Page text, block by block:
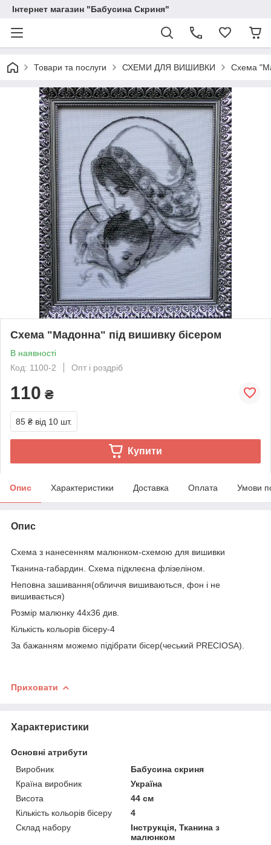
Інтернет магазин "Бабусина Скриня"
Товари та послуги СХЕМИ ДЛЯ ВИШИВКИ Схема
Схема "Мадонна" під вишивку бісером
В наявності
Код: 1100-2
Опт і роздріб
110 ₴
85 ₴ від 10 шт.
Купити
Опис Характеристики Доставка Оплата Умови
Опис
Схема з нанесенням малюнком-схемою для вишивки
Тканина-габардин. Схема підклеєна флізеліном.
Неповна зашивання(обличчя вишиваються, фон і не
вишивається)
Розмір малюнку 44х36 див.
Кількість кольорів бісеру-4
За бажанням можемо підібрати бісер(чеський PRECIOSA).
Приховати
Характеристики
Основні атрибути
Виробник
Бабусина скриня
Країна виробник
Україна
Висота
44 см
Кількість кольорів бісеру
4
Склад набору
Інструкція, Тканина з
малюнком